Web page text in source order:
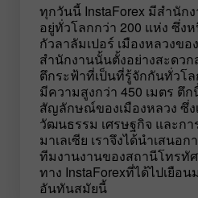
ทุกวันนี้ InstaForex มีสำนัก
อยู่ทั่วโลกกว่า 200 แห่ง ซึ่ง
กัวลาลัมเปอร์ เมืองหลวงขอ
สำนักงานนั้นตั้งอย่างสะดว
ตึกระฟ้าที่เป็นที่รู้จักกันทั่วโ
มีความสูงกว่า 450 เมตร ตึ
สัญลักษณ์ของเมืองหลวง ซึ่ง
วัฒนธรรม เศรษฐกิจ และกา
มาเลเซีย เราจึงได้นำเสนอ
ทีมงานงานของสถานีโทรทั
ทาง InstaForexที่ได้ไปเยือ
อันทันสมัยนี้